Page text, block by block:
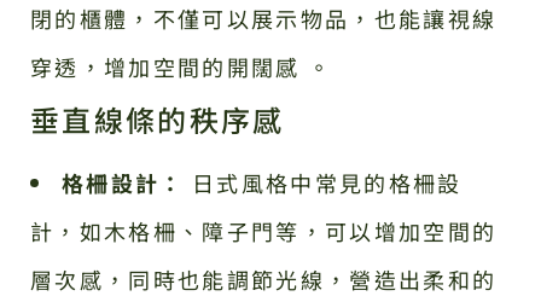
閉的櫃體，不僅可以展示物品，也能讓視線
穿透，增加空間的開闊感 。
垂直線條的秩序感
格柵設計：
日式風格中常見的格柵設
計，如木格柵、障子門等，可以增加空間的
層次感，同時也能調節光線，營造出柔和的